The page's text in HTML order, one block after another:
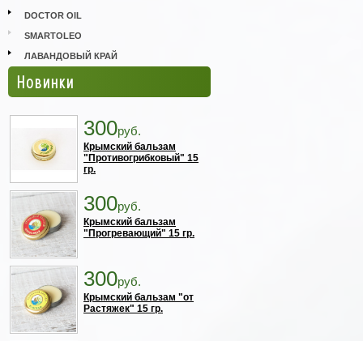
DOCTOR OIL
SMARTOLEO
ЛАВАНДОВЫЙ КРАЙ
Новинки
300руб.
Крымский бальзам
"Противогрибковый" 15
гр.
300руб.
Крымский бальзам
"Прогревающий" 15 гр.
300руб.
Крымский бальзам "от
Растяжек" 15 гр.